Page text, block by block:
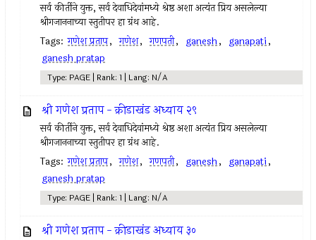
सर्व कीर्तीने युक्त, सर्व देवाधिदेवांमध्ये श्रेष्ठ अशा अत्यंत प्रिय असलेल्या
श्रीगजाननाच्या स्तुतीपर हा ग्रंथ आहे.
Tags: गणेश प्रताप, गणेश, गणपती, ganesh, ganapati,
ganesh pratap
Type: PAGE | Rank: 1 | Lang: N/A
श्री गणेश प्रताप - क्रीडाखंड अध्याय २९
सर्व कीर्तीने युक्त, सर्व देवाधिदेवांमध्ये श्रेष्ठ अशा अत्यंत प्रिय असलेल्या
श्रीगजाननाच्या स्तुतीपर हा ग्रंथ आहे.
Tags: गणेश प्रताप, गणेश, गणपती, ganesh, ganapati,
ganesh pratap
Type: PAGE | Rank: 1 | Lang: N/A
श्री गणेश प्रताप - क्रीडाखंड अध्याय ३०